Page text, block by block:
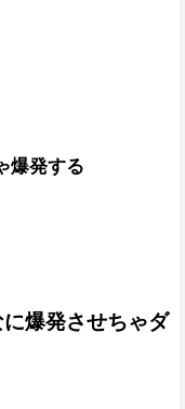
爆発する
爆発させちゃダ